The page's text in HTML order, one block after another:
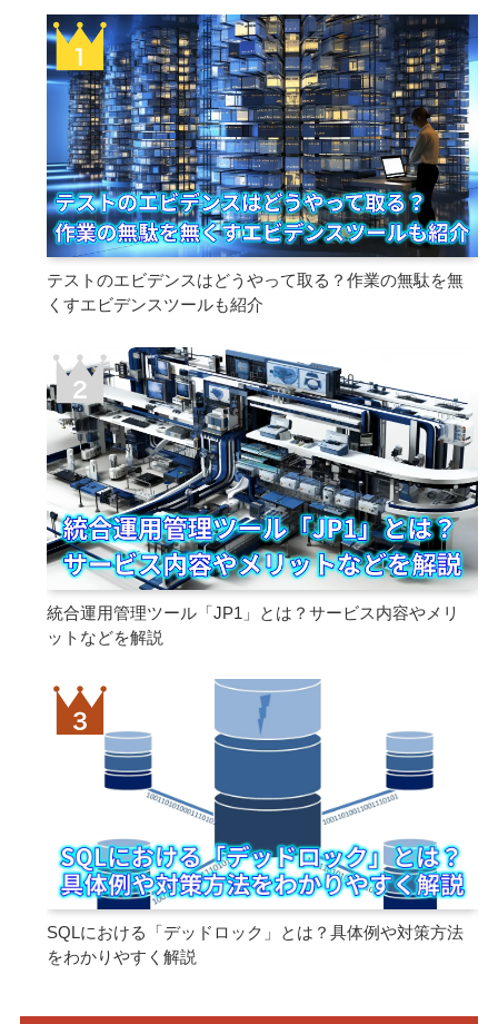
テストのエビデンスはどうやって取る？作業の無駄を無
くすエビデンスツールも紹介
統合運用管理ツール「JP1」とは？サービス内容やメリ
ットなどを解説
SQLにおける「デッドロック」とは？具体例や対策方法
をわかりやすく解説